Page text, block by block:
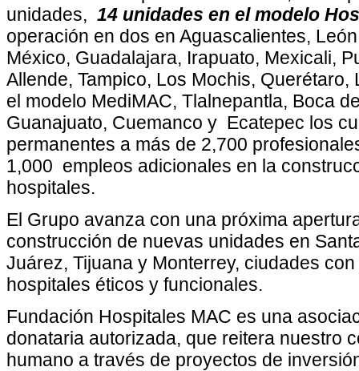
unidades, 14 unidades en el modelo
operación en dos en Aguascalientes,
México, Guadalajara, Irapuato, Mexicali,
Allende, Tampico, Los Mochis,
el modelo MediMAC, Tlalnepantla, Boca
Guanajuato, Cuemanco y Ecatepec los
permanentes a más de 2,700
1,000 empleos adicionales en la
hospitales.
El Grupo avanza con una próxima
construcción de nuevas unidades en
Juárez, Tijuana y Monterrey, ciudades
hospitales éticos y funcionales.
Fundación Hospitales MAC es una
donataria autorizada, que reitera nuestro
humano a través de proyectos de